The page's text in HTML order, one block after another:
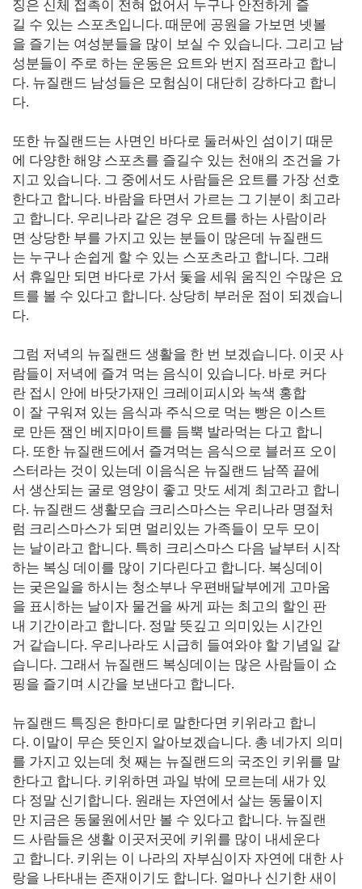
징은 신체 접촉이 전혀 없어서 누구나 안전하게 즐
길 수 있는 스포츠입니다. 때문에 공원을 가보면 넷볼
을 즐기는 여성분들을 많이 보실 수 있습니다. 그리고 남
성분들이 주로 하는 운동은 요트와 번지 점프라고 합니
다. 뉴질랜드 남성들은 모험심이 대단히 강하다고 합니
다.
또한 뉴질랜드는 사면인 바다로 둘러싸인 섬이기 때문
에 다양한 해양 스포츠를 즐길수 있는 천애의 조건을 가
지고 있습니다. 그 중에서도 사람들은 요트를 가장 선호
한다고 합니다. 바람을 타면서 가르는 그 기분이 최고라
고 합니다. 우리나라 같은 경우 요트를 하는 사람이라
면 상당한 부를 가지고 있는 분들이 많은데 뉴질랜드
는 누구나 손쉽게 할 수 있는 스포츠라고 합니다. 그래
서 휴일만 되면 바다로 가서 돛을 세워 움직인 수많은 요
트를 볼 수 있다고 합니다. 상당히 부러운 점이 되겠습니
다.
그럼 저녁의 뉴질랜드 생활을 한 번 보겠습니다. 이곳 사
람들이 저녁에 즐겨 먹는 음식이 있습니다. 바로 커다
란 접시 안에 바닷가재인 크레이피시와 녹색 홍합
이 잘 구워져 있는 음식과 주식으로 먹는 빵은 이스트
로 만든 잼인 베지마이트를 듬뿍 발라먹는 다고 합니
다. 또한 뉴질랜드에서 즐겨먹는 음식으로 블러프 오이
스터라는 것이 있는데 이음식은 뉴질랜드 남쪽 끝에
서 생산되는 굴로 영양이 좋고 맛도 세계 최고라고 합니
다. 뉴질랜드 생활모습 크리스마스는 우리나라 명절처
럼 크리스마스가 되면 멀리있는 가족들이 모두 모이
는 날이라고 합니다. 특히 크리스마스 다음 날부터 시작
하는 복싱 데이를 많이 기다린다고 합니다. 복싱데이
는 궂은일을 하시는 청소부나 우편배달부에게 고마움
을 표시하는 날이자 물건을 싸게 파는 최고의 할인 판
내 기간이라고 합니다. 정말 뜻깊고 의미있는 시간인
거 같습니다. 우리나라도 시급히 들여와야 할 기념일 같
습니다. 그래서 뉴질랜드 복싱데이는 많은 사람들이 쇼
핑을 즐기며 시간을 보낸다고 합니다.
뉴질랜드 특징은 한마디로 말한다면 키위라고 합니
다. 이말이 무슨 뜻인지 알아보겠습니다. 총 네가지 의미
를 가지고 있는데 첫 째는 뉴질랜드의 국조인 키위를 말
한다고 합니다. 키위하면 과일 밖에 모르는데 새가 있
다 정말 신기합니다. 원래는 자연에서 살는 동물이지
만 지금은 동물원에서만 볼 수 있다고 합니다. 뉴질랜
드 사람들은 생활 이곳저곳에 키위를 많이 내세운다
고 합니다. 키위는 이 나라의 자부심이자 자연에 대한 사
랑을 나타내는 존재이기도 합니다. 얼마나 신기한 새이